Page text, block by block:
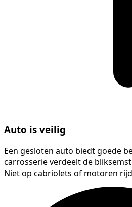
Auto is veilig
Een gesloten auto biedt goede
carrosserie verdeelt de
Niet op cabriolets of motoren